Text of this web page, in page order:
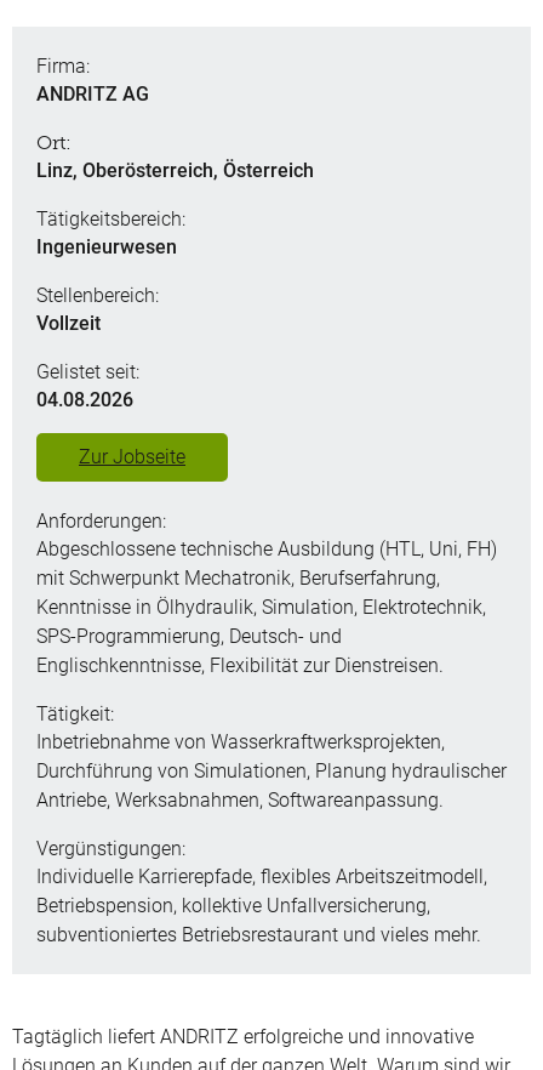
Firma:
ANDRITZ AG
Ort:
Linz, Oberösterreich, Österreich
Tätigkeitsbereich:
Ingenieurwesen
Stellenbereich:
Vollzeit
Gelistet seit:
04.08.2026
Zur Jobseite
Anforderungen:
Abgeschlossene technische Ausbildung (HTL, Uni, FH)
mit Schwerpunkt Mechatronik, Berufserfahrung,
Kenntnisse in Ölhydraulik, Simulation, Elektrotechnik,
SPS-Programmierung, Deutsch- und
Englischkenntnisse, Flexibilität zur Dienstreisen.
Tätigkeit:
Inbetriebnahme von Wasserkraftwerksprojekten,
Durchführung von Simulationen, Planung hydraulischer
Antriebe, Werksabnahmen, Softwareanpassung.
Vergünstigungen:
Individuelle Karrierepfade, flexibles Arbeitszeitmodell,
Betriebspension, kollektive Unfallversicherung,
subventioniertes Betriebsrestaurant und vieles mehr.
Tagtäglich liefert ANDRITZ erfolgreiche und innovative